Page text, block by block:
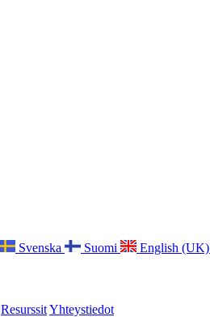
Svenska Suomi English (UK)
ResurssitYhteystiedot